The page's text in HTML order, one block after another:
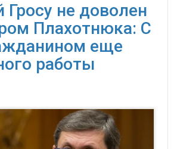
не доволен
Плахотнюка: С
еще
работы